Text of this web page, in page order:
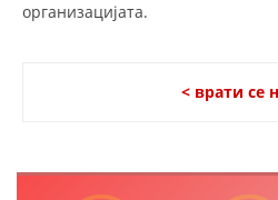
организацијата.
< врати се